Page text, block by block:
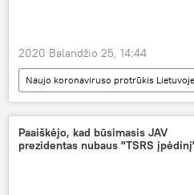
2020 Balandžio 25, 14:44
Naujo koronaviruso protrūkis
Pasaulyje
Visuomenė
mirtis
koronavirusas
Paaiškėjo, kad būsimasis JAV
prezidentas nubaus "TSRS